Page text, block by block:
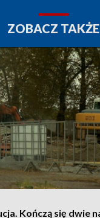
ZOBACZ TAKŻE
Kończą się dwie